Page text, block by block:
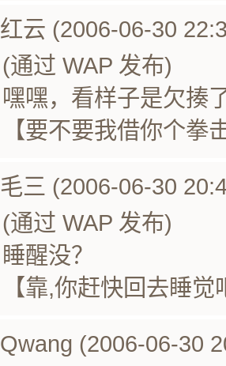
红云 (2006-06-30
(通过 WAP 发布)
嘿嘿，看样子是欠
【要不要我借你个拳
毛三 (2006-06-30
(通过 WAP 发布)
睡醒没？
【靠,你赶快回去睡觉
Qwang (2006-06-30